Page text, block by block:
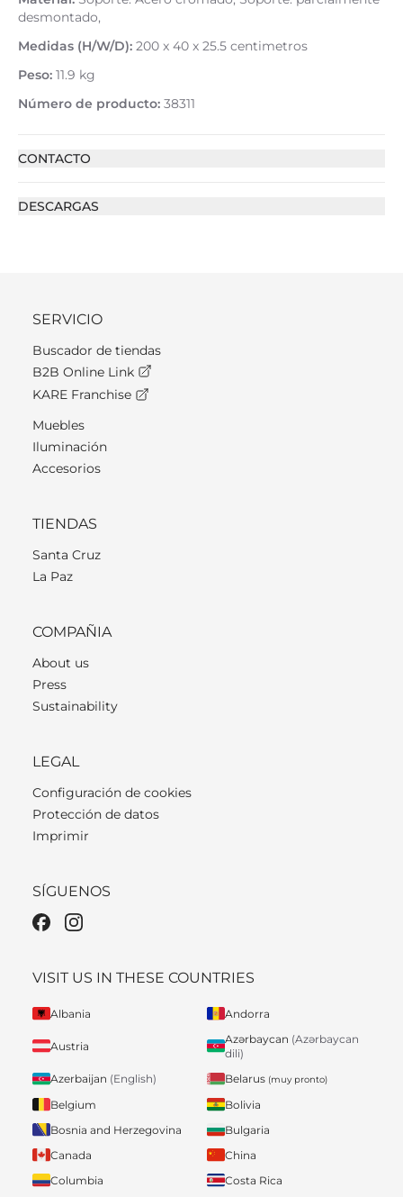
desmontado,
Medidas (H/W/D): 200 x 40 x 25.5 centimetros
Peso: 11.9 kg
Número de producto: 38311
CONTACTO
DESCARGAS
SERVICIO
Buscador de tiendas
B2B Online Link
KARE Franchise
Muebles
Iluminación
Accesorios
TIENDAS
Santa Cruz
La Paz
COMPAÑIA
About us
Press
Sustainability
LEGAL
Configuración de cookies
Protección de datos
Imprimir
SÍGUENOS
VISIT US IN THESE COUNTRIES
Albania Andorra
Austria
Azərbaycan (Azərbaycan
dili)
Azerbaijan (English) Belarus (muy pronto)
Belgium
Bolivia
Bosnia and Herzegovina
Bulgaria
Canada
China
Columbia
Costa Rica